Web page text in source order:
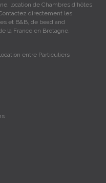
location de Chambres d'hôtes
directement les
et B&B, de bead and
la France en Bretagne.
entre Particuliers